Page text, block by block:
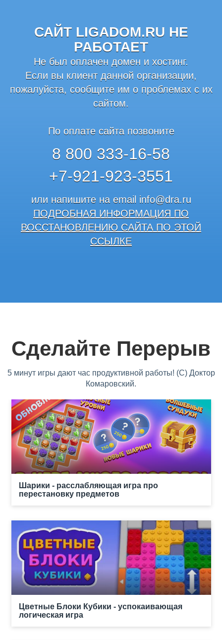
САЙТ LIGADOM.RU НЕ
РАБОТАЕТ
Не был оплачен домен и хостинг.
Если вы клиент данной организации,
пожалуйста, сообщите им о проблемах с их
сайтом.
По оплате сайта позвоните
8 800 333-16-58
+7-921-923-3551
или напишите на email info@dra.ru
ПОДРОБНАЯ ИНФОРМАЦИЯ ПО
ВОССТАНОВЛЕНИЮ САЙТА ПО ЭТОЙ
ССЫЛКЕ
Сделайте Перерыв
5 минут игры дают час продуктивной работы! (С) Доктор
Комаровский.
Шарики - расслабляющая игра про
перестановку предметов
Цветные Блоки Кубики - успокаивающая
логическая игра